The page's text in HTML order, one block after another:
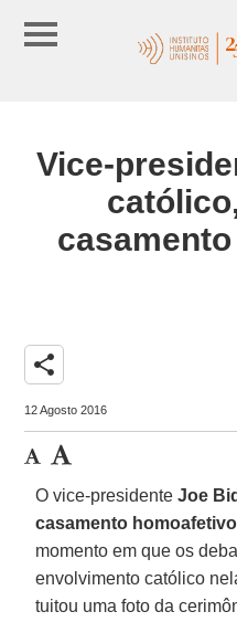
Vice-
share
12 Agosto 2016
O vice-presidenteJoe
casamento homoafetivo
momento em que os
envolvimento católico
tuitou uma foto da